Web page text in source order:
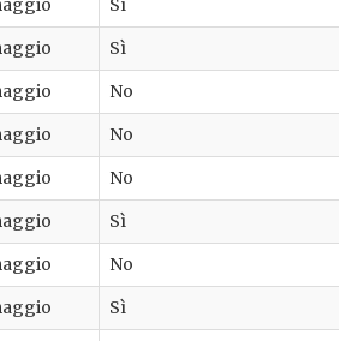
Sì
Sì
No
No
No
Sì
No
Sì